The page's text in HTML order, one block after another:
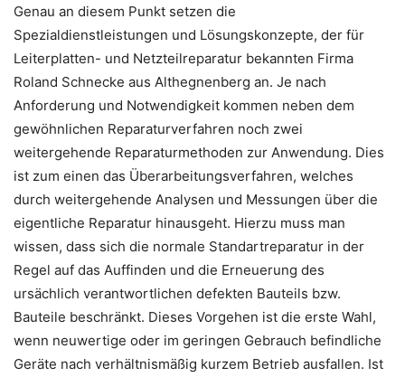
Genau an diesem Punkt setzen die
Spezialdienstleistungen und Lösungskonzepte, der für
Leiterplatten- und Netzteilreparatur bekannten Firma
Roland Schnecke aus Althegnenberg an. Je nach
Anforderung und Notwendigkeit kommen neben dem
gewöhnlichen Reparaturverfahren noch zwei
weitergehende Reparaturmethoden zur Anwendung. Dies
ist zum einen das Überarbeitungsverfahren, welches
durch weitergehende Analysen und Messungen über die
eigentliche Reparatur hinausgeht. Hierzu muss man
wissen, dass sich die normale Standartreparatur in der
Regel auf das Auffinden und die Erneuerung des
ursächlich verantwortlichen defekten Bauteils bzw.
Bauteile beschränkt. Dieses Vorgehen ist die erste Wahl,
wenn neuwertige oder im geringen Gebrauch befindliche
Geräte nach verhältnismäßig kurzem Betrieb ausfallen. Ist